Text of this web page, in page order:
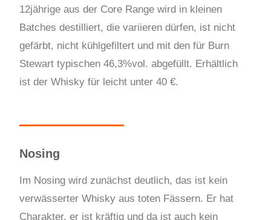
12jährige aus der Core Range wird in kleinen
Batches destilliert, die variieren dürfen, ist nicht
gefärbt, nicht kühlgefiltert und mit den für Burn
Stewart typischen 46,3%vol. abgefüllt. Erhältlich
ist der Whisky für leicht unter 40 €.
Nosing
Im Nosing wird zunächst deutlich, das ist kein
verwässerter Whisky aus toten Fässern. Er hat
Charakter, er ist kräftig und da ist auch kein